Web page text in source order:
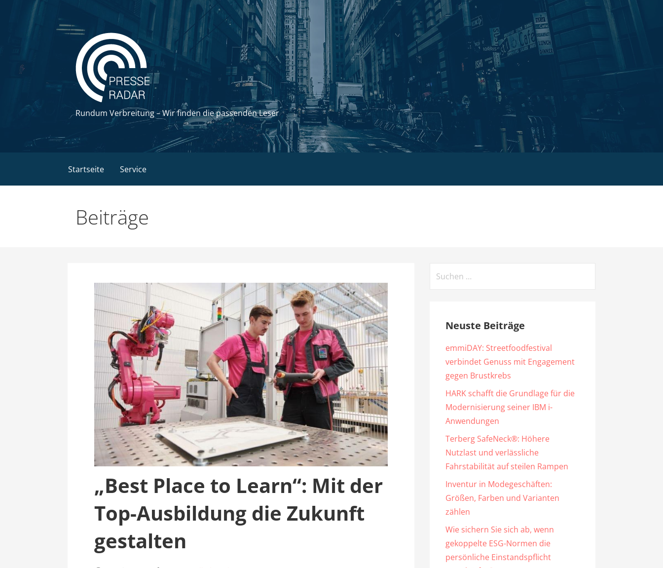
Rundum Verbreitung – Wir finden die passenden Leser
Startseite Service
Beiträge
„Best Place to Learn“: Mit der
Top-Ausbildung die Zukunft
gestalten
Neuste Beiträge
emmiDAY: Streetfoodfestival
verbindet Genuss mit Engagement
gegen Brustkrebs
HARK schafft die Grundlage für die
Modernisierung seiner IBM i-
Anwendungen
Terberg SafeNeck®: Höhere
Nutzlast und verlässliche
Fahrstabilität auf steilen Rampen
Inventur in Modegeschäften:
Größen, Farben und Varianten
zählen
Wie sichern Sie sich ab, wenn
gekoppelte ESG-Normen die
persönliche Einstandspflicht